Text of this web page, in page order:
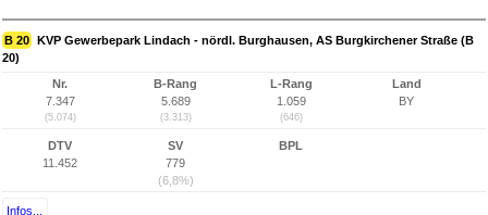
B 20 KVP Gewerbepark Lindach - nördl. Burghausen, AS Burgkirchener Straße (B
20)
Nr.
7.347
(5.074)
B-Rang
5.689
(3.313)
L-Rang
1.059
(646)
Land
BY
DTV
11.452
SV
779
(6,8%)
BPL
Infos...